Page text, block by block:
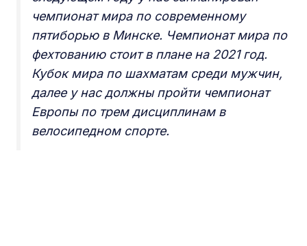
чемпионат мира по современному
пятиборью в Минске. Чемпионат мира по
фехтованию стоит в плане на 2021 год.
Кубок мира по шахматам среди мужчин,
далее у нас должны пройти чемпионат
Европы по трем дисциплинам в
велосипедном спорте.